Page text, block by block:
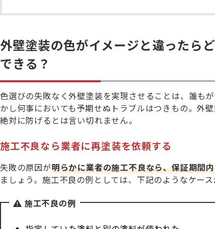
外壁塗装の色がイメージと違ったら
できる？
色選びの失敗なく外壁塗装を実現させることは、誰も
かし何事においても予期せぬトラブルはつきもの。外
絶対に防げるとは言い切れません。
施工不良なら業者に再塗装を依頼する
失敗の原因が明らかに業者の施工不良なら、保証期間
ましょう。施工不良の例としては、下記のようなケース
施工不良の例